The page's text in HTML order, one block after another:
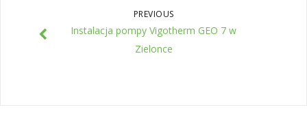
PREVIOUS
Instalacja pompy Vigotherm GEO 7 w
Zielonce